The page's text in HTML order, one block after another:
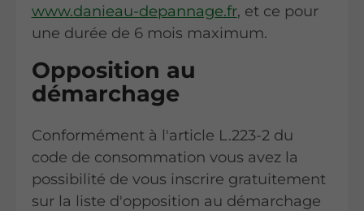
www.danieau-depannage.fr, et ce pour
une durée de 6 mois maximum.
Opposition au
démarchage
Conformément à l'article L.223-2 du
code de consommation vous avez la
possibilité de vous inscrire gratuitement
sur la liste d'opposition au démarchage